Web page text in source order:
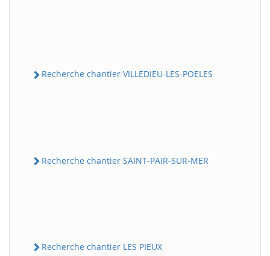
Recherche chantier VILLEDIEU-LES-POELES
Recherche chantier SAINT-PAIR-SUR-MER
Recherche chantier LES PIEUX